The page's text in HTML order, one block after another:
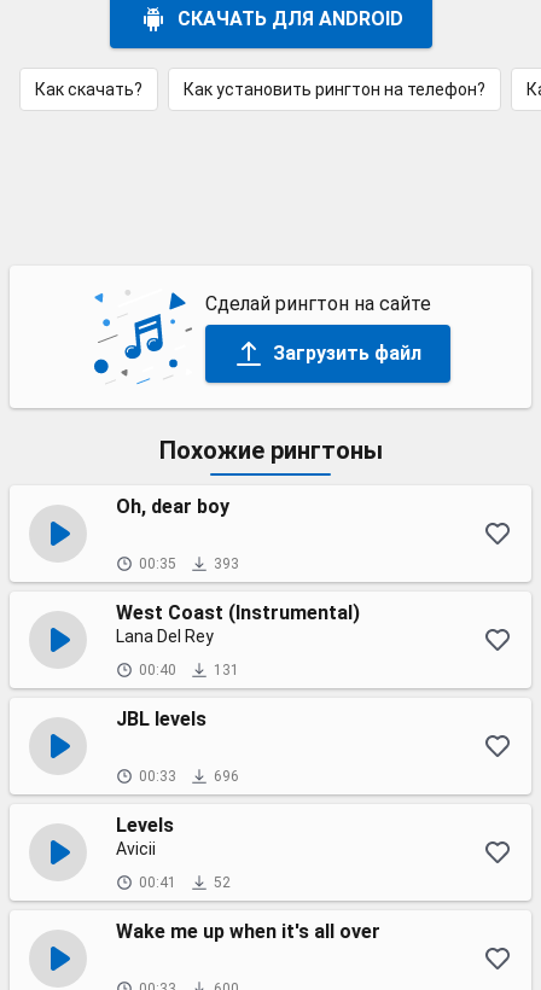
СКАЧАТЬ ДЛЯ ANDROID
Как скачать? Как установить рингтон на телефон?
Сделай рингтон на сайте
Загрузить файл
Похожие рингтоны
Oh, dear boy
00:35 393
West Coast (Instrumental)
Lana Del Rey
00:40 131
JBL levels
00:33 696
Levels
Avicii
00:41 52
Wake me up when it's all over